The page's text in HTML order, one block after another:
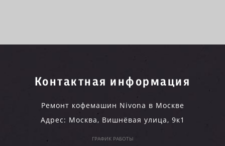
Контактная информация
Ремонт кофемашин Nivona в Москве
Адрес: Москва, Вишнёвая улица, 9к1
ГРАФИК РАБОТЫ